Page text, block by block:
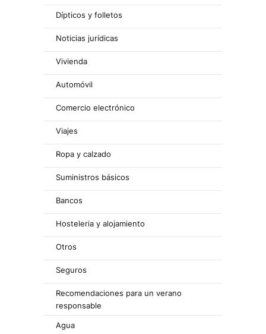
Dípticos y folletos
Noticias jurídicas
Vivienda
Automóvil
Comercio electrónico
Viajes
Ropa y calzado
Suministros básicos
Bancos
Hosteleria y alojamiento
Otros
Seguros
Recomendaciones para un verano
responsable
Agua